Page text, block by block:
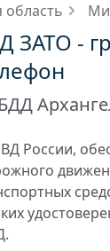
область
ЗАТО -
России,